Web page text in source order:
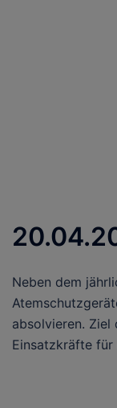
Neben dem
absolvieren. Ziel
Einsatzkräfte